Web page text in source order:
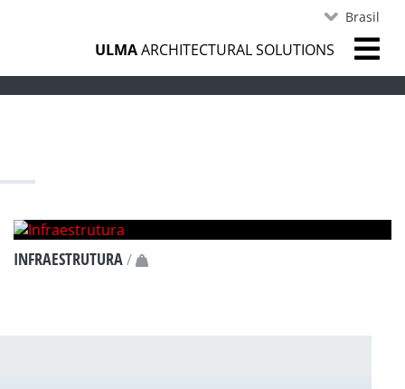
Brasil
ULMAARCHITECTURAL SOLUTIONS
INFRAESTRUTURA/